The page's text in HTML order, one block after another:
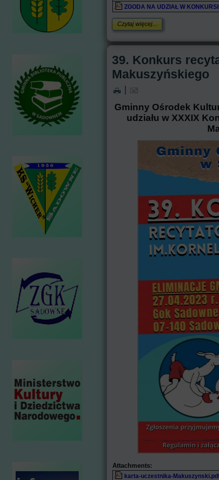
ZGODA NA UDZIAŁ W
Czytaj więcej...
39. Konkurs
Makuszyńskiego
|
Gminny Ośrodek
udziału w XXXIX
Attachments:
karta-uczestnika-